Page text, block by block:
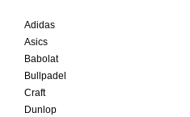
Adidas
Asics
Babolat
Bullpadel
Craft
Dunlop